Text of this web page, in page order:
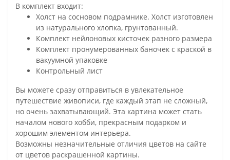
В комплект входит:
Холст на сосновом подрамнике. Холст изготовлен
из натурального хлопка, грунтованный.
Комплект нейлоновых кисточек разного размера
Комплект пронумерованных баночек с краской в
вакуумной упаковке
Контрольный лист
Вы можете сразу отправиться в увлекательное
путешествие живописи, где каждый этап не сложный,
но очень захватывающий. Эта картина может стать
началом нового хобби, прекрасным подарком и
хорошим элементом интерьера.
Возможны незначительные отличия цветов на сайте
от цветов раскрашенной картины.